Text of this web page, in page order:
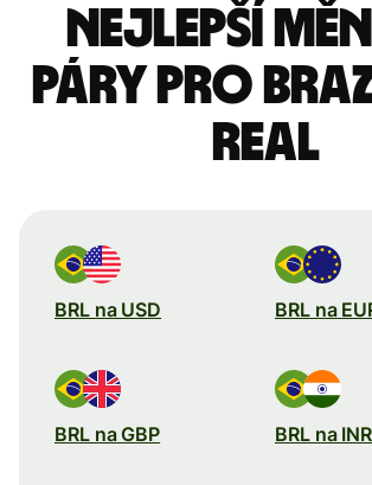
Nejlepší
páry pro
real
BRL na USD BRL na
BRL na GBP BRL na INR